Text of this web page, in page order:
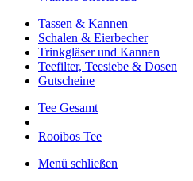
Tassen & Kannen
Schalen & Eierbecher
Trinkgläser und Kannen
Teefilter, Teesiebe & Dosen
Gutscheine
Tee Gesamt
Rooibos Tee
Menü schließen